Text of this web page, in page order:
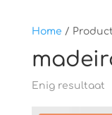
Home /
Enig resultaat